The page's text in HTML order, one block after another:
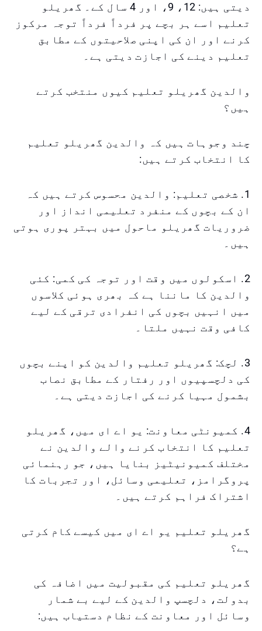
دیتی ہیں: 12، 9، اور 4 سال کے۔ گھریلو
تعلیم اسے ہر بچے پر فرداً فرداً توجہ مرکوز
کرنے اور ان کی اپنی صلاحیتوں کے مطابق
تعلیم دینے کی اجازت دیتی ہے۔
والدین گھریلو تعلیم کیوں منتخب کرتے
ہیں؟
چند وجوہات ہیں کہ والدین گھریلو تعلیم
کا انتخاب کرتے ہیں:
1. شخصی تعلیم: والدین محسوس کرتے ہیں کہ
ان کے بچوں کے منفرد تعلیمی انداز اور
ضروریات گھریلو ماحول میں بہتر پوری ہوتی
ہیں۔
2. اسکولوں میں وقت اور توجہ کی کمی: کئی
والدین کا ماننا ہے کہ بھری ہوئی کلاسوں
میں انہیں بچوں کی انفرادی ترقی کے لیے
کافی وقت نہیں ملتا۔
3. لچک: گھریلو تعلیم والدین کو اپنے بچوں
کی دلچسپیوں اور رفتار کے مطابق نصاب
بشمول مہیا کرنے کی اجازت دیتی ہے۔
4. کمیونٹی معاونت: یو اے ای میں، گھریلو
تعلیم کا انتخاب کرنے والے والدین نے
مختلف کمیونیٹیز بنایا ہیں، جو رہنمائی
پروگرامز، تعلیمی وسائل، اور تجربات کا
اشتراک فراہم کرتے ہیں۔
گھریلو تعلیم یو اے ای میں کیسے کام کرتی
ہے؟
گھریلو تعلیم کی مقبولیت میں اضافہ کی
بدولت، دلچسپ والدین کے لیے بے شمار
وسائل اور معاونت کے نظام دستیاب ہیں: